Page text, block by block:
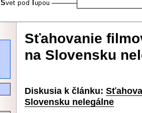
Sťahovanie
na Slovensku
Diskusia k článku:
Slovensku nelegálne